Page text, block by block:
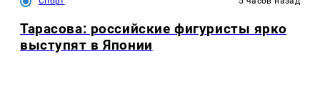
Тарасова: российские фигуристы ярко
выступят в Японии